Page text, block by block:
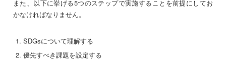
また、以下に挙げる5つのステップで実施することを前提にしてお
かなければなりません。
SDGsについて理解する
優先すべき課題を設定する